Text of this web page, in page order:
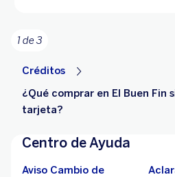
1 de 3
Créditos
¿Qué comprar en El Buen Fin
tarjeta?
Centro de Ayuda
Aviso Cambio de